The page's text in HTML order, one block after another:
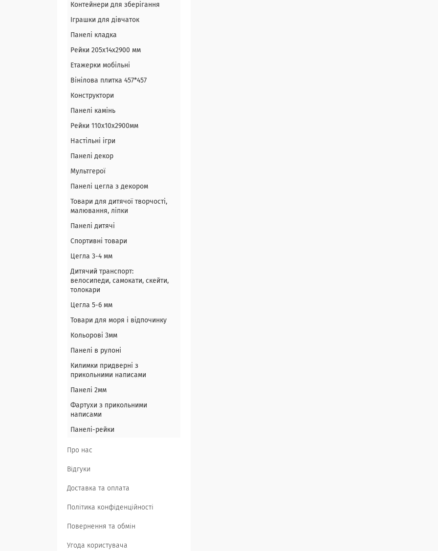
Контейнери для зберігання
Іграшки для дівчаток
Панелі кладка
Рейки 205х14х2900 мм
Етажерки мобільні
Вінілова плитка 457*457
Конструктори
Панелі камінь
Рейки 110х10х2900мм
Настільні ігри
Панелі декор
Мультгерої
Панелі цегла з декором
Товари для дитячої творчості,
малювання, ліпки
Панелі дитячі
Спортивні товари
Цегла 3-4 мм
Дитячий транспорт:
велосипеди, самокати, скейти,
толокари
Цегла 5-6 мм
Товари для моря і відпочинку
Кольорові 3мм
Панелі в рулоні
Килимки придверні з
прикольними написами
Панелі 2мм
Фартухи з прикольними
написами
Панелі-рейки
Про нас
Відгуки
Доставка та оплата
Політика конфіденційності
Повернення та обмін
Угода користувача